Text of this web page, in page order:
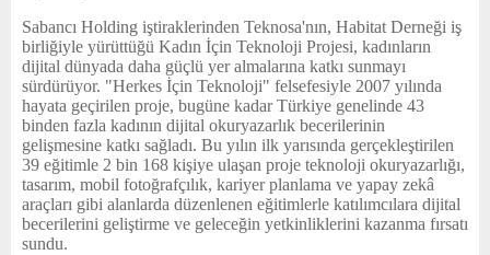
Sabancı Holding iştiraklerinden Teknosa'nın, Habitat Derneği iş
birliğiyle yürüttüğü Kadın İçin Teknoloji Projesi, kadınların
dijital dünyada daha güçlü yer almalarına katkı sunmayı
sürdürüyor. "Herkes İçin Teknoloji" felsefesiyle 2007 yılında
hayata geçirilen proje, bugüne kadar Türkiye genelinde 43
binden fazla kadının dijital okuryazarlık becerilerinin
gelişmesine katkı sağladı. Bu yılın ilk yarısında gerçekleştirilen
39 eğitimle 2 bin 168 kişiye ulaşan proje teknoloji okuryazarlığı,
tasarım, mobil fotoğrafçılık, kariyer planlama ve yapay zekâ
araçları gibi alanlarda düzenlenen eğitimlerle katılımcılara dijital
becerilerini geliştirme ve geleceğin yetkinliklerini kazanma fırsatı
sundu.